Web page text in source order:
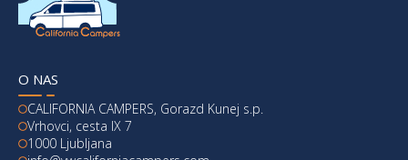
O NAS
CALIFORNIA CAMPERS, Gorazd Kunej s.p.
Vrhovci, cesta IX 7
1000 Ljubljana